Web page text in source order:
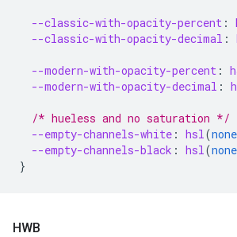
--classic-with-opacity-percent :
--classic-with-opacity-decimal :
--modern-with-opacity-percent :
--modern-with-opacity-decimal :
/* hueless and no saturation */
--empty-channels-white : hsl(none
--empty-channels-black : hsl(none
}
HWB